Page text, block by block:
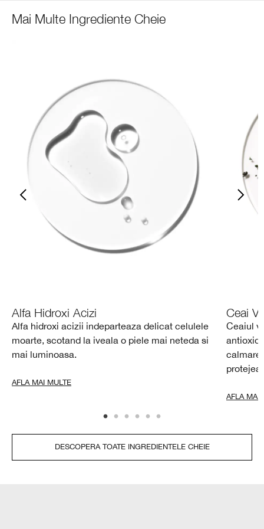
Mai Multe Ingrediente Cheie
Alfa Hidroxi Acizi
Alfa hidroxi acizii indeparteaza delicat celulele
moarte, scotand la iveala o piele mai neteda si
mai luminoasa.
AFLA MAI MULTE
Ceai
Ceaiul
AFLA MAI
DESCOPERA TOATE INGREDIENTELE CHEIE​